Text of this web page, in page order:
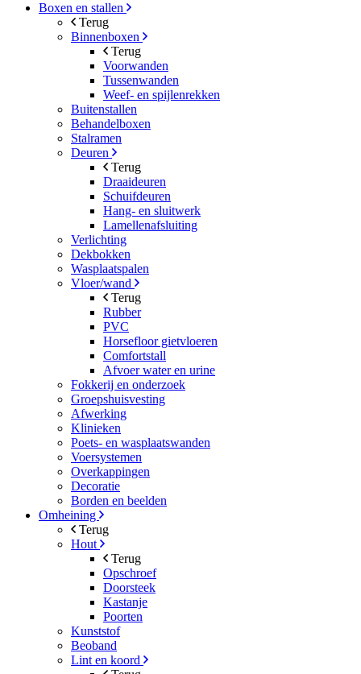
Boxen en stallen
Terug
Binnenboxen
Terug
Voorwanden
Tussenwanden
Weef- en spijlenrekken
Buitenstallen
Behandelboxen
Stalramen
Deuren
Terug
Draaideuren
Schuifdeuren
Hang- en sluitwerk
Lamellenafsluiting
Verlichting
Dekbokken
Wasplaatspalen
Vloer/wand
Terug
Rubber
PVC
Horsefloor gietvloeren
Comfortstall
Afvoer water en urine
Fokkerij en onderzoek
Groepshuisvesting
Afwerking
Klinieken
Poets- en wasplaatswanden
Voersystemen
Overkappingen
Decoratie
Borden en beelden
Omheining
Terug
Hout
Terug
Opschroef
Doorsteek
Kastanje
Poorten
Kunststof
Beoband
Lint en koord